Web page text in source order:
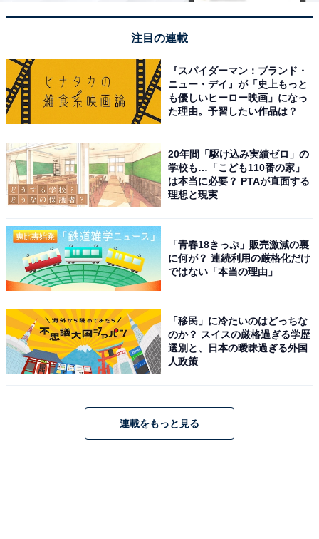
注目の連載
『スパイダーマン：ブランド・
ニュー・デイ』が「史上もっと
も優しいヒーロー映画」になっ
た理由。予習したい作品は？
20年間「駆け込み実績ゼロ」の
学校も…「こども110番の家」
は本当に必要？ PTAが直面する
理想と現実
「青春18きっぷ」販売激減の裏
に何が？ 連続利用の厳格化だけ
ではない「本当の理由」
「移民」に冷たいのはどっちな
のか？ スイスの厳格過ぎる学歴
選別と、日本の曖昧過ぎる外国
人政策
連載をもっと見る